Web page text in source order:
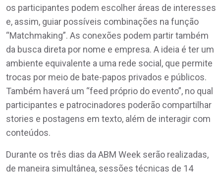
os participantes podem escolher áreas de interesses
e, assim, guiar possíveis combinações na função
“Matchmaking”. As conexões podem partir também
da busca direta por nome e empresa. A ideia é ter um
ambiente equivalente a uma rede social, que permite
trocas por meio de bate-papos privados e públicos.
Também haverá um “feed próprio do evento”, no qual
participantes e patrocinadores poderão compartilhar
stories e postagens em texto, além de interagir com
conteúdos.
Durante os três dias da ABM Week serão realizadas,
de maneira simultânea, sessões técnicas de 14